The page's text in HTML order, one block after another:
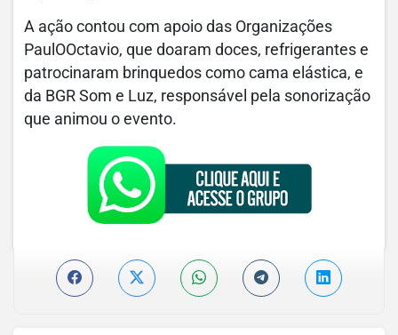
A ação contou com apoio das Organizações
PaulOOctavio, que doaram doces, refrigerantes e
patrocinaram brinquedos como cama elástica, e
da BGR Som e Luz, responsável pela sonorização
que animou o evento.